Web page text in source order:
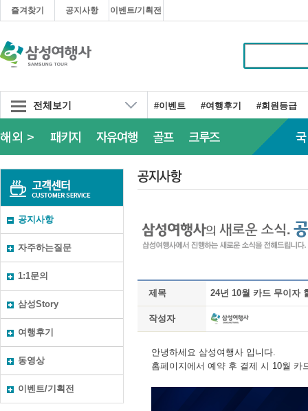
즐겨찾기 공지사항 이벤트/기획전
전체보기 #이벤트 #여행후기 #회원등급
해외 > 패키지 자유여행 골프 크루즈
공지사항
자주하는질문
1:1문의
삼성Story
여행후기
동영상
이벤트/기획전
제목 24년 10월 카드 무이자
작성자